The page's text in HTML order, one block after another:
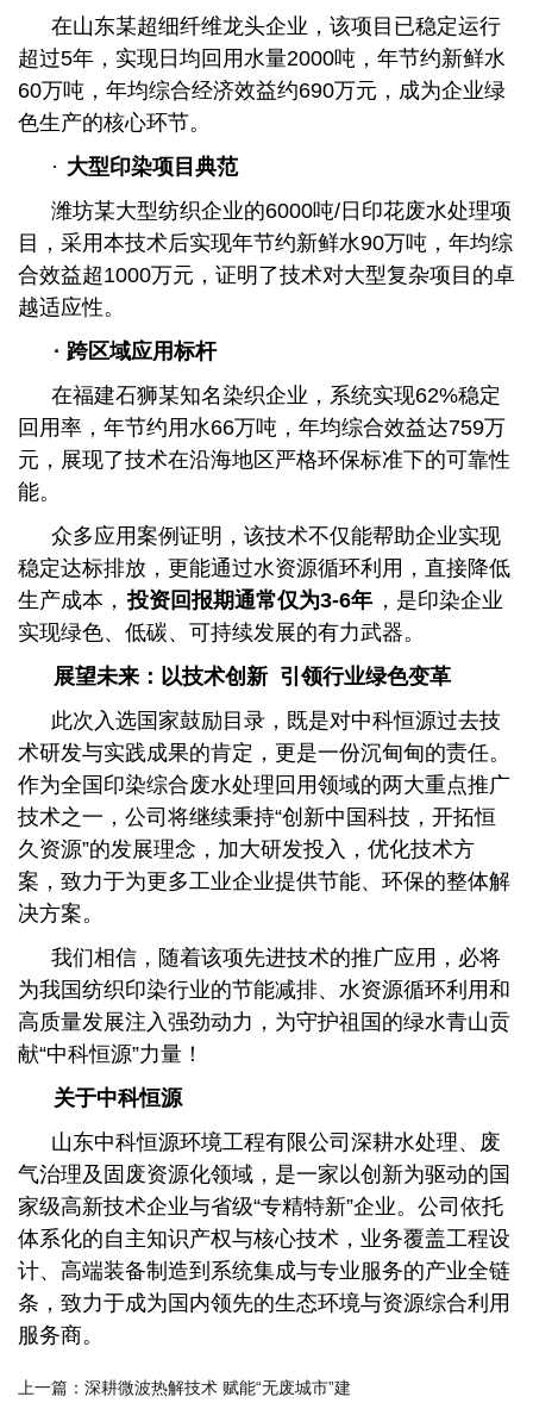
在山东某超细纤维龙头企业，该项目已稳定运行
超过5年，实现日均回用水量2000吨，年节约新鲜水
60万吨，年均综合经济效益约690万元，成为企业绿
色生产的核心环节。
· 大型印染项目典范
潍坊某大型纺织企业的6000吨/日印花废水处理项
目，采用本技术后实现年节约新鲜水90万吨，年均综
合效益超1000万元，证明了技术对大型复杂项目的卓
越适应性。
· 跨区域应用标杆
在福建石狮某知名染织企业，系统实现62%稳定
回用率，年节约用水66万吨，年均综合效益达759万
元，展现了技术在沿海地区严格环保标准下的可靠性
能。
众多应用案例证明，该技术不仅能帮助企业实现
稳定达标排放，更能通过水资源循环利用，直接降低
生产成本， 投资回报期通常仅为3-6年 ，是印染企业
实现绿色、低碳、可持续发展的有力武器。
展望未来：以技术创新 引领行业绿色变革
此次入选国家鼓励目录，既是对中科恒源过去技
术研发与实践成果的肯定，更是一份沉甸甸的责任。
作为全国印染综合废水处理回用领域的两大重点推广
技术之一，公司将继续秉持“创新中国科技，开拓恒
久资源”的发展理念，加大研发投入，优化技术方
案，致力于为更多工业企业提供节能、环保的整体解
决方案。
我们相信，随着该项先进技术的推广应用，必将
为我国纺织印染行业的节能减排、水资源循环利用和
高质量发展注入强劲动力，为守护祖国的绿水青山贡
献“中科恒源”力量！
关于中科恒源
山东中科恒源环境工程有限公司深耕水处理、废
气治理及固废资源化领域，是一家以创新为驱动的国
家级高新技术企业与省级“专精特新”企业。公司依托
体系化的自主知识产权与核心技术，业务覆盖工程设
计、高端装备制造到系统集成与专业服务的产业全链
条，致力于成为国内领先的生态环境与资源综合利用
服务商。
上一篇：深耕微波热解技术 赋能“无废城市”建